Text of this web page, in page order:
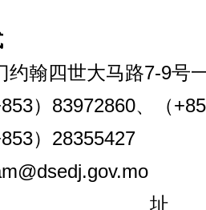
约翰四世大马路7-9号
） 83972860、 （
） 28355427